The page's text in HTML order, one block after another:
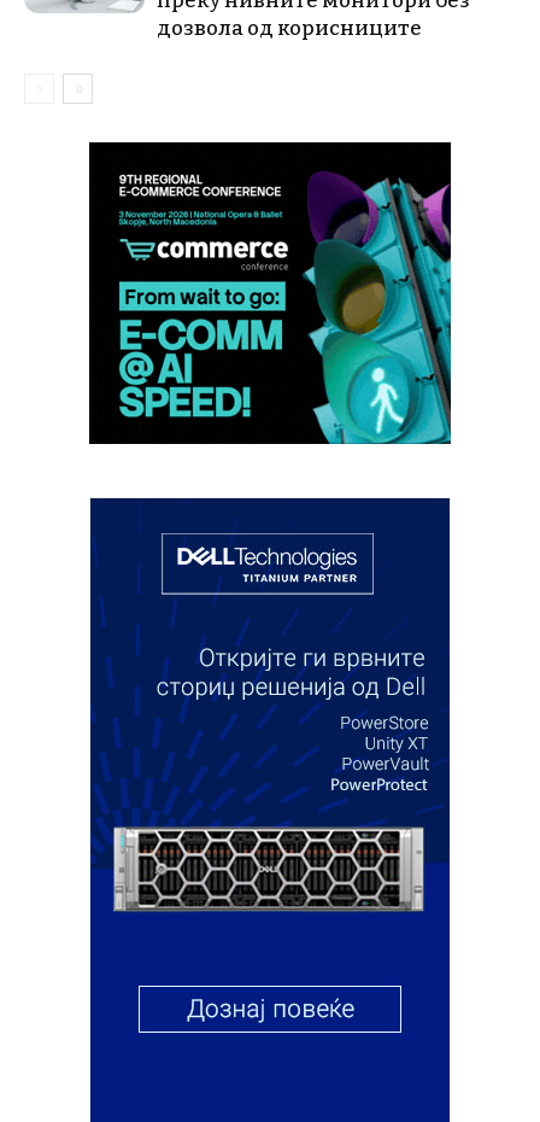
дозвола од корисниците